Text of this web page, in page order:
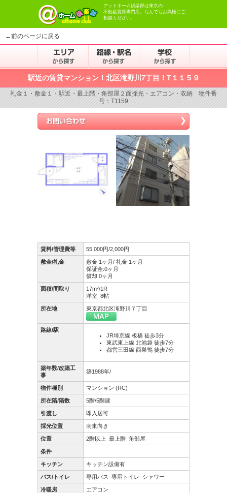
アットホーム倶楽部は東京の
不動産賃貸専門店。なんでもお気軽にご
相談ください。
←前のページに戻る
駅近の賃貸マンション！北区滝野川7丁目！T１１５９
礼金１・敷金１・駅近・最上階・角部屋２面採光・エアコン・収納 物件番
号：T1159
賃料/管理費等 55,000円/2,000円
敷金/礼金
敷金 1ヶ月/ 礼金 1ヶ月
保証金:0ヶ月
償却:0ヶ月
面積/間取り
17m²/1R
洋室 8帖
所在地 東京都北区滝野川７丁目
路線/駅
JR埼京線 板橋 徒歩3分
東武東上線 北池袋 徒歩7分
都営三田線 西巣鴨 徒歩7分
築年数/改築工
事
築1988年/
物件種別 マンション (RC)
所在階/階数 5階/5階建
引渡し 即入居可
採光位置 南東向き
位置 2階以上 最上階 角部屋
条件
キッチン キッチン設備有
バス/トイレ 専用バス 専用トイレ シャワー
冷暖房 エアコン